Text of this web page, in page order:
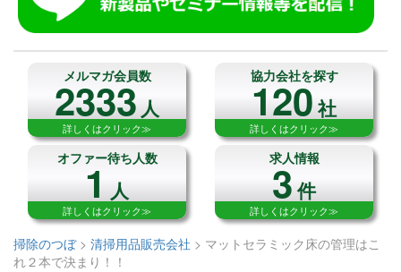
メルマガ会員数
2333人
詳しくはクリック≫
協力会社を探す
120社
詳しくはクリック≫
オファー待ち人数
1人
詳しくはクリック≫
求人情報
3件
詳しくはクリック≫
掃除のつぼ> 清掃用品販売会社 > マットセラミック床の管理はこ
れ２本で決まり！！